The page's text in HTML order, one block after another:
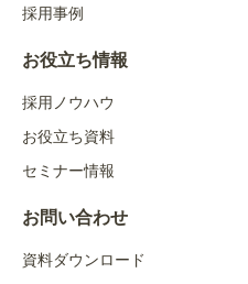
採用事例
お役立ち情報
採用ノウハウ
お役立ち資料
セミナー情報
お問い合わせ
資料ダウンロード